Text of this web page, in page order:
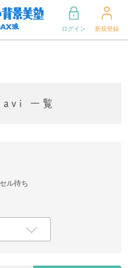
ログイン 新規登録
一覧
ル待ち